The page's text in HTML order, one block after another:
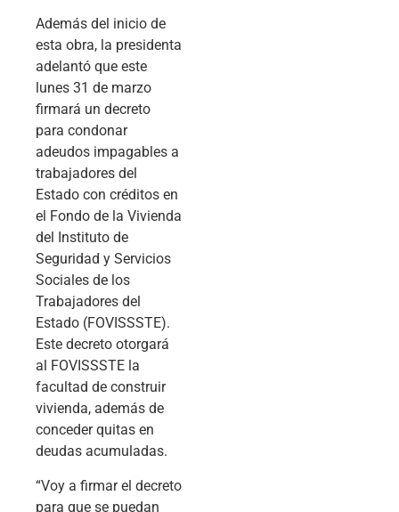
Además del inicio de
esta obra, la presidenta
adelantó que este
lunes 31 de marzo
firmará un decreto
para condonar
adeudos impagables a
trabajadores del
Estado con créditos en
el Fondo de la Vivienda
del Instituto de
Seguridad y Servicios
Sociales de los
Trabajadores del
Estado (FOVISSSTE).
Este decreto otorgará
al FOVISSSTE la
facultad de construir
vivienda, además de
conceder quitas en
deudas acumuladas.
“Voy a firmar el decreto
para que se puedan